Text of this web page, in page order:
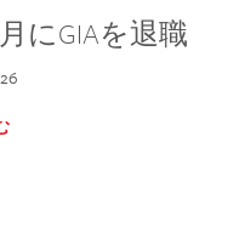
にGIAを退職